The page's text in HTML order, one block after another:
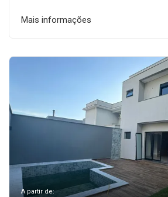
Mais informações
A partir de: